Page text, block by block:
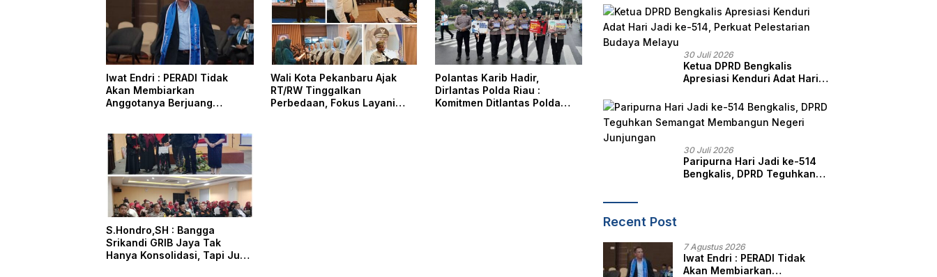
Iwat Endri : PERADI Tidak
Akan Membiarkan
Anggotanya Berjuang
Penegak Hukum
Wali Kota Pekanbaru Ajak
RT/RW Tinggalkan
Perbedaan, Fokus Layani
Polantas Karib Hadir,
Dirlantas Polda Riau :
Komitmen Ditlantas Polda
S.Hondro,SH : Bangga
Srikandi GRIB Jaya Tak
Hanya Konsolidasi, Tapi Juga
Riau Dalam Berikan
Pelayanan, Perlindungan,
dan Edukasi Kepada
30 Juli 2026
Ketua DPRD Bengkalis
Apresiasi Kenduri Adat Hari
Pelestarian Budaya Melayu
30 Juli 2026
Paripurna Hari Jadi ke-514
Bengkalis, DPRD Teguhkan
Recent Post
7 Agustus 2026
Iwat Endri : PERADI Tidak
Akan Membiarkan